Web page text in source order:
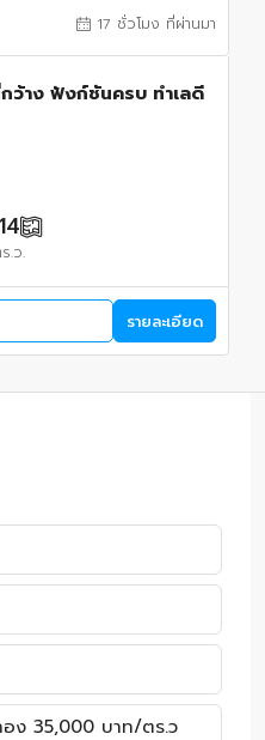
17 ชั่วโมง ที่ผ่านมา
าง ฟังก์ชันครบ ทำเลดี
.ว.
รายละเอียด